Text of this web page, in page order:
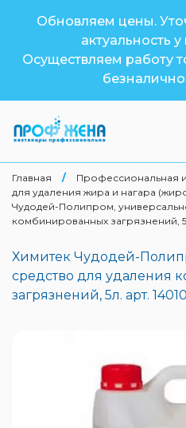
Обновляем цены.
актуальность
Осуществляем работу
Главная / Профессиональная
для удаления жира и нагара
Чудодей-Полипром,
комбинированных загрязнений,
Химитек Чудодей-
средство для удаления
загрязнений, 5л. арт.